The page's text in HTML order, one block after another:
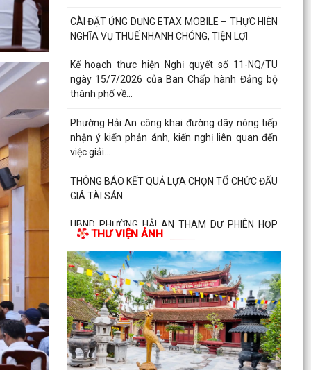
Lãnh đạo phường Hải An đã đến thăm, tặng
Thúy (trú...
Đồng chí Nguyễn Thị Thu, Bí thư Đảng ủy, Chủ
dân...
Thông báo đường dây nòng của Đảng uỷ
liên quan đến...
quả thực hiện tháng 7, quyết tâm bứt phá hoàn
thành...
Đồng chí Nguyễn Thị Thu, Bí thư Đảng ủy, Chủ
tịch HĐND phường Hải An chủ trì buổi tiếp công
dân...
Kế hoạch của Ban Thường vụ Đảng ủy thực hiện
Nghị quyết số 11-NQ/TU ngày 15/7/2026 của
Ban Chấp...
THƯ VIỆN ẢNH